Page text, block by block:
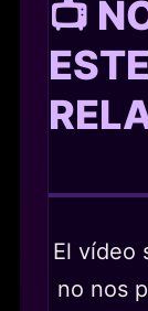
📺
El vídeo
no nos